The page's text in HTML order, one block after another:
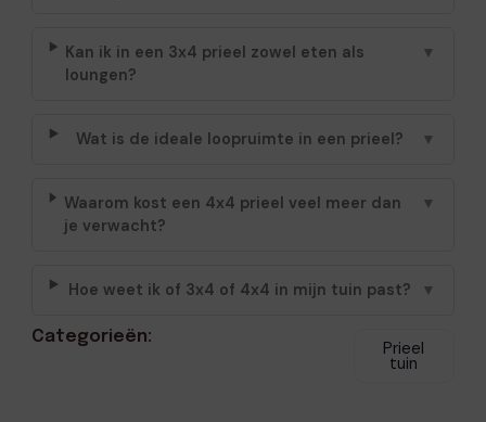
Kan ik in een 3x4 prieel zowel eten als
loungen?
▼
Wat is de ideale loopruimte in een prieel? ▼
Waarom kost een 4x4 prieel veel meer dan
je verwacht?
▼
Hoe weet ik of 3x4 of 4x4 in mijn tuin past? ▼
Categorieën:
Prieel
tuin